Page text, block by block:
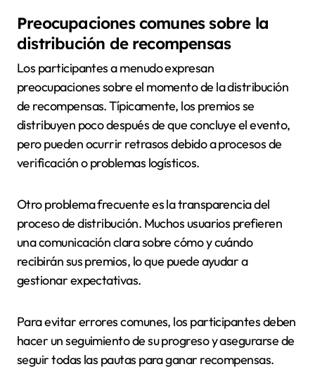
Preocupaciones comunes sobre la
distribución de recompensas
Los participantes a menudo expresan
preocupaciones sobre el momento de la distribución
de recompensas. Típicamente, los premios se
distribuyen poco después de que concluye el evento,
pero pueden ocurrir retrasos debido a procesos de
verificación o problemas logísticos.
Otro problema frecuente es la transparencia del
proceso de distribución. Muchos usuarios prefieren
una comunicación clara sobre cómo y cuándo
recibirán sus premios, lo que puede ayudar a
gestionar expectativas.
Para evitar errores comunes, los participantes deben
hacer un seguimiento de su progreso y asegurarse de
seguir todas las pautas para ganar recompensas.